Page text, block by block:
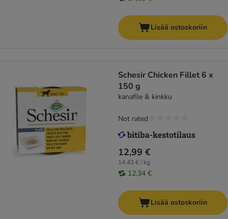
Lisää ostoskoriin
Schesir Chicken Fillet 6 x
150 g
kanafile & kinkku
12,99 €
14,43 € / kg
12,34 €
Not rated
Lisää ostoskoriin